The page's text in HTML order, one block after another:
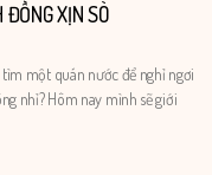
XỊN SÒ
một quán nước để nghỉ ngơi
nhỉ? Hôm nay mình sẽ giới